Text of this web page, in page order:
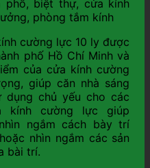
phố, biệt thự, cửa kính
phòng tắm kính
cường lực 10 ly được
phố Hồ Chí Minh và
của cửa kính cường
giúp căn nhà sáng
dụng chủ yếu cho các
kính cường lực giúp
ngắm cách bày trí
nhìn ngắm các sản
bài trí.